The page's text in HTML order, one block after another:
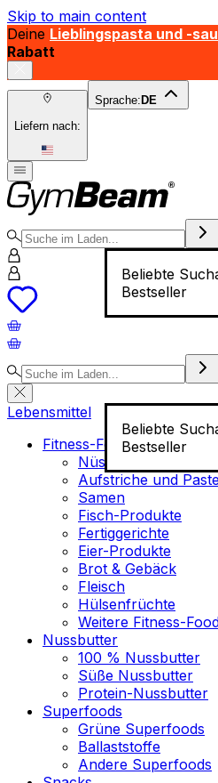
Skip to main content
Deine Lieblingspasta und -
Rabatt
Liefern nach:
Sprache: DE
Beliebte
Bestseller
Beliebte
Bestseller
Lebensmittel
Fitness-Food
Nüsse
Aufstriche und
Samen
Fisch-Produkte
Fertiggerichte
Eier-Produkte
Brot & Gebäck
Fleisch
Hülsenfrüchte
Weitere Fitness-
Nussbutter
100 % Nussbutter
Süße Nussbutter
Protein-Nussbutter
Superfoods
Grüne Superfoods
Ballaststoffe
Andere Superfoods